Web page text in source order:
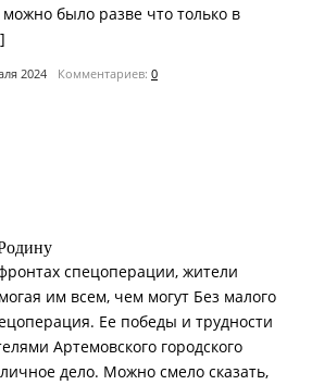
было разве что только в
2024 Комментариев: 0
спецоперации, жители
им всем, чем могут Без малого
Ее победы и трудности
Артемовского городского
личное дело. Можно смело сказать,